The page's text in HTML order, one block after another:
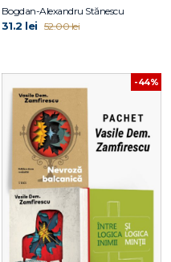
Bogdan-Alexandru Stănescu
31.2 lei 52.00 lei
-44%